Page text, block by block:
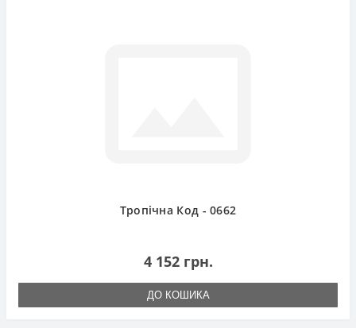
Тропічна Код - 0662
4 152 грн.
ДО КОШИКА